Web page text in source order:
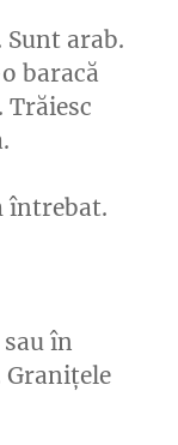
arab.
baracă
Trăiesc
întrebat.
în
Granițele